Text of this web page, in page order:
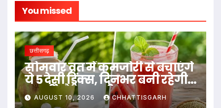
You missed
छत्तीसगढ़
सोमवार व्रत में कमजोरी से बचाएंगे
ये 5 देसी ड्रिंक्स, दिनभर बनी रहेगी
एनर्जी और ताजगी…
AUGUST 10, 2026 CHHATTISGARH